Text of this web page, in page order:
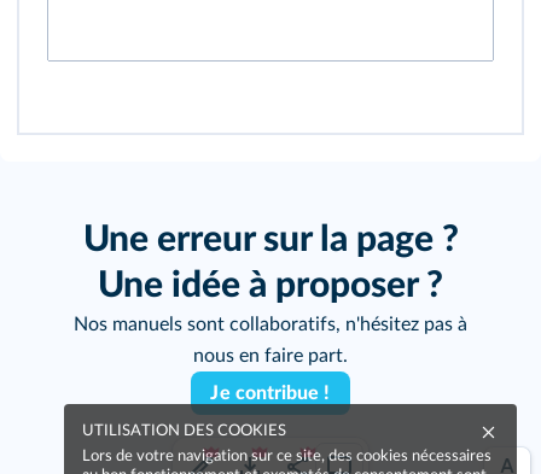
Une erreur sur la page ?
Une idée à proposer ?
Nos manuels sont collaboratifs, n'hésitez pas à
nous en faire part.
Je contribue !
UTILISATION DES COOKIES
Lors de votre navigation sur ce site, des cookies nécessaires